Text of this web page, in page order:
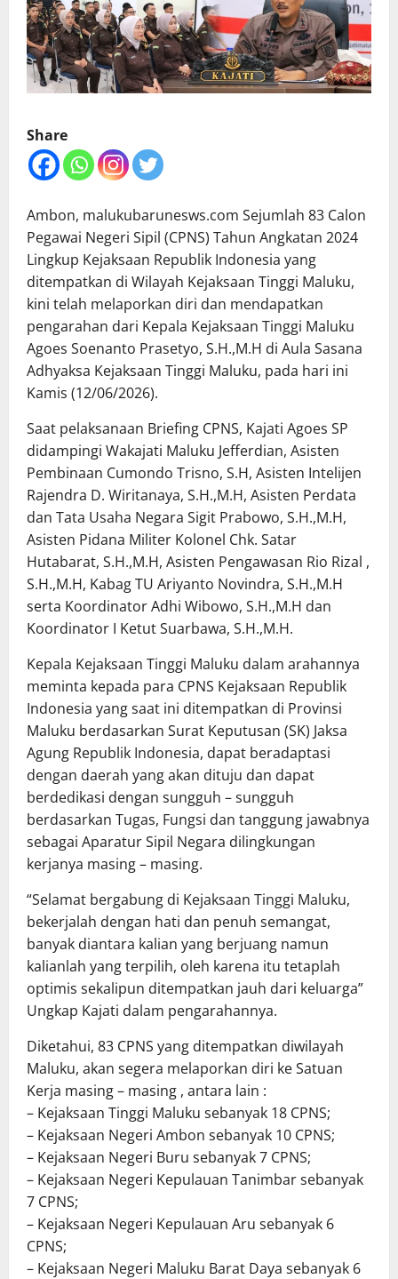
Share
Ambon, malukubarunesws.com Sejumlah 83 Calon
Pegawai Negeri Sipil (CPNS) Tahun Angkatan 2024
Lingkup Kejaksaan Republik Indonesia yang
ditempatkan di Wilayah Kejaksaan Tinggi Maluku,
kini telah melaporkan diri dan mendapatkan
pengarahan dari Kepala Kejaksaan Tinggi Maluku
Agoes Soenanto Prasetyo, S.H.,M.H di Aula Sasana
Adhyaksa Kejaksaan Tinggi Maluku, pada hari ini
Kamis (12/06/2026).
Saat pelaksanaan Briefing CPNS, Kajati Agoes SP
didampingi Wakajati Maluku Jefferdian, Asisten
Pembinaan Cumondo Trisno, S.H, Asisten Intelijen
Rajendra D. Wiritanaya, S.H.,M.H, Asisten Perdata
dan Tata Usaha Negara Sigit Prabowo, S.H.,M.H,
Asisten Pidana Militer Kolonel Chk. Satar
Hutabarat, S.H.,M.H, Asisten Pengawasan Rio Rizal ,
S.H.,M.H, Kabag TU Ariyanto Novindra, S.H.,M.H
serta Koordinator Adhi Wibowo, S.H.,M.H dan
Koordinator I Ketut Suarbawa, S.H.,M.H.
Kepala Kejaksaan Tinggi Maluku dalam arahannya
meminta kepada para CPNS Kejaksaan Republik
Indonesia yang saat ini ditempatkan di Provinsi
Maluku berdasarkan Surat Keputusan (SK) Jaksa
Agung Republik Indonesia, dapat beradaptasi
dengan daerah yang akan dituju dan dapat
berdedikasi dengan sungguh – sungguh
berdasarkan Tugas, Fungsi dan tanggung jawabnya
sebagai Aparatur Sipil Negara dilingkungan
kerjanya masing – masing.
“Selamat bergabung di Kejaksaan Tinggi Maluku,
bekerjalah dengan hati dan penuh semangat,
banyak diantara kalian yang berjuang namun
kalianlah yang terpilih, oleh karena itu tetaplah
optimis sekalipun ditempatkan jauh dari keluarga”
Ungkap Kajati dalam pengarahannya.
Diketahui, 83 CPNS yang ditempatkan diwilayah
Maluku, akan segera melaporkan diri ke Satuan
Kerja masing – masing , antara lain :
– Kejaksaan Tinggi Maluku sebanyak 18 CPNS;
– Kejaksaan Negeri Ambon sebanyak 10 CPNS;
– Kejaksaan Negeri Buru sebanyak 7 CPNS;
– Kejaksaan Negeri Kepulauan Tanimbar sebanyak
7 CPNS;
– Kejaksaan Negeri Kepulauan Aru sebanyak 6
CPNS;
– Kejaksaan Negeri Maluku Barat Daya sebanyak 6